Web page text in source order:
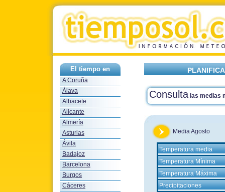
El tiempo en
A Coruña
Álava
Albacete
Alicante
Almería
Asturias
Ávila
Badajoz
Barcelona
Burgos
Cáceres
Consulta las medias
Media Agosto
Temperatura media
Temperatura Mínima
Temperatura Máxima
Precipitaciones